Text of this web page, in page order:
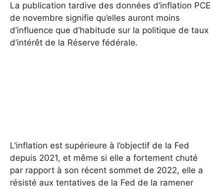
La publication tardive des données d’inflation PCE
de novembre signifie qu’elles auront moins
d’influence que d’habitude sur la politique de taux
d’intérêt de la Réserve fédérale.
L’inflation est supérieure à l’objectif de la Fed
depuis 2021, et même si elle a fortement chuté
par rapport à son récent sommet de 2022, elle a
résisté aux tentatives de la Fed de la ramener